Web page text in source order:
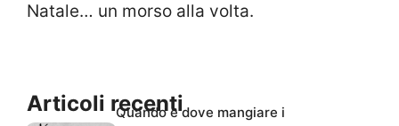
Natale… un morso alla volta.
Articoli recentiQuando e dove mangiare i